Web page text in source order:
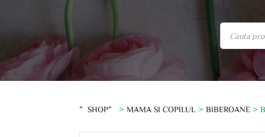
”SHOP” > MAMA SI COPILUL >BIBEROANE >